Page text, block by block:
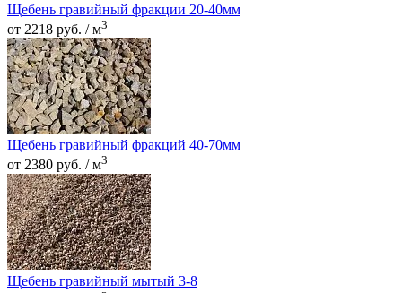
Щебень гравийный фракции 20-40мм
от 2218 руб. / м3
Щебень гравийный фракций 40-70мм
от 2380 руб. / м3
Щебень гравийный мытый 3-8